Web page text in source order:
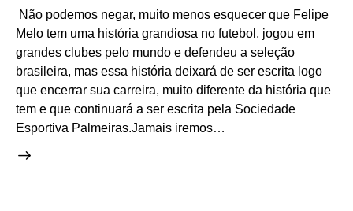
Não podemos negar, muito menos esquecer que Felipe
Melo tem uma história grandiosa no futebol, jogou em
grandes clubes pelo mundo e defendeu a seleção
brasileira, mas essa história deixará de ser escrita logo
que encerrar sua carreira, muito diferente da história que
tem e que continuará a ser escrita pela Sociedade
Esportiva Palmeiras.Jamais iremos…